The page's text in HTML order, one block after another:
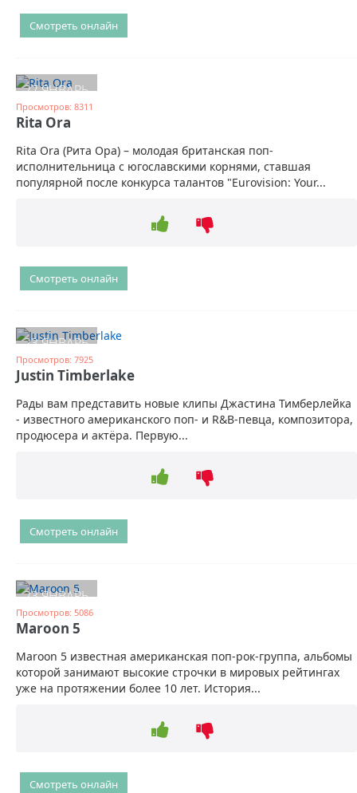
Смотреть онлайн
27 ЯНВАРЬ
Просмотров: 8311
Rita Ora
Rita Ora (Рита Ора) – молодая британская поп-
исполнительница с югославскими корнями, ставшая
популярной после конкурса талантов "Eurovision: Your...
Смотреть онлайн
23 ЯНВАРЬ
Просмотров: 7925
Justin Timberlake
Рады вам представить новые клипы Джастина Тимберлейка
- известного американского поп- и R&B-певца, композитора,
продюсера и актёра. Первую...
Смотреть онлайн
23 ЯНВАРЬ
Просмотров: 5086
Maroon 5
Maroon 5 известная американская поп-рок-группа, альбомы
которой занимают высокие строчки в мировых рейтингах
уже на протяжении более 10 лет. История...
Смотреть онлайн